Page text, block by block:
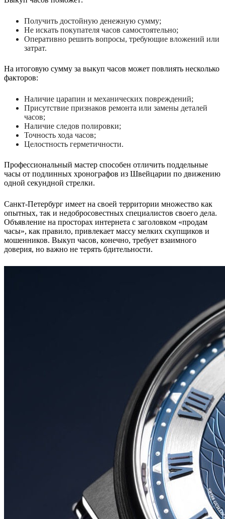
Получить достойную денежную сумму;
Не искать покупателя часов самостоятельно;
Оперативно решить вопросы, требующие вложений или
затрат.
На итоговую сумму за выкуп часов может повлиять несколько
факторов:
Наличие царапин и механических повреждений;
Присутствие признаков ремонта или замены деталей
часов;
Наличие следов полировки;
Точность хода часов;
Целостность герметичности.
Профессиональный мастер способен отличить поддельные
часы от подлинных хронографов из Швейцарии по движению
одной секундной стрелки.
Санкт-Петербург имеет на своей территории множество как
опытных, так и недобросовестных специалистов своего дела.
Объявление на просторах интернета с заголовком «продам
часы», как правило, привлекает массу мелких скупщиков и
мошенников. Выкуп часов, конечно, требует взаимного
доверия, но важно не терять бдительности.